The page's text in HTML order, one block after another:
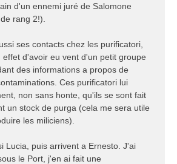
d'un ennemi juré de Salomone
rang 2!).
ses contacts chez les purificatori,
effet d'avoir eu vent d'un petit groupe
des informations a propos de
Ces purificatori lui
non sans honte, qu'ils se sont fait
un stock de purga (cela me sera utile
les miliciens).
Lucia, puis arrivent a Ernesto. J'ai
le Port, j'en ai fait une